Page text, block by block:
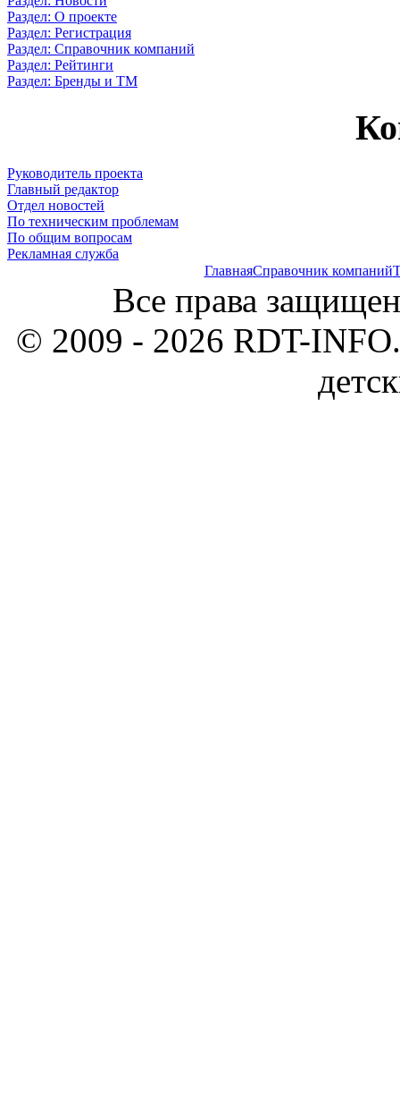
Раздел: О проекте
Раздел: Регистрация
Раздел: Справочник компаний
Раздел: Рейтинги
Раздел: Бренды и ТМ
Руководитель проекта
Главный редактор
Отдел новостей
По техническим проблемам
По общим вопросам
Рекламная служба
ГлавнаяСправочник компаний
Все права
© 2009 - 2026 RDT-